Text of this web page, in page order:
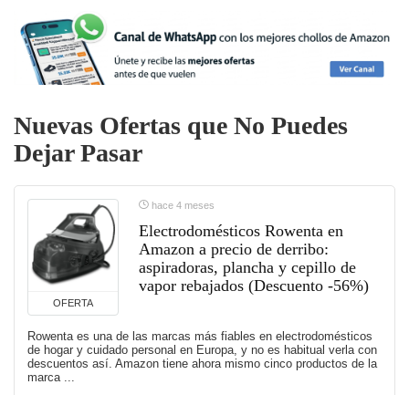
Nuevas Ofertas que No Puedes
Dejar Pasar
OFERTA
hace 4 meses
Electrodomésticos Rowenta en
Amazon a precio de derribo:
aspiradoras, plancha y cepillo de
vapor rebajados (Descuento -56%)
Rowenta es una de las marcas más fiables en electrodomésticos
de hogar y cuidado personal en Europa, y no es habitual verla con
descuentos así. Amazon tiene ahora mismo cinco productos de la
marca ...